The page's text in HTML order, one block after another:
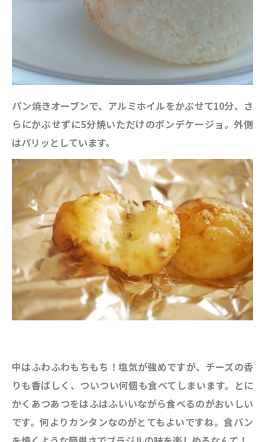
パン焼きオーブンで、アルミホイルをかぶせて10分、さ
らにかぶせずに5分焼いただけのポンデケージョ。外側
はパリッとしています。
中はふわふわもちもち！塩気が強めですが、チーズの香
りも香ばしく、ついつい何個も食べてしまいます。とに
かくあつあつをはふはふいいながら食べるのがおいしい
です。何よりカンタンなのがとてもよいですね。食パン